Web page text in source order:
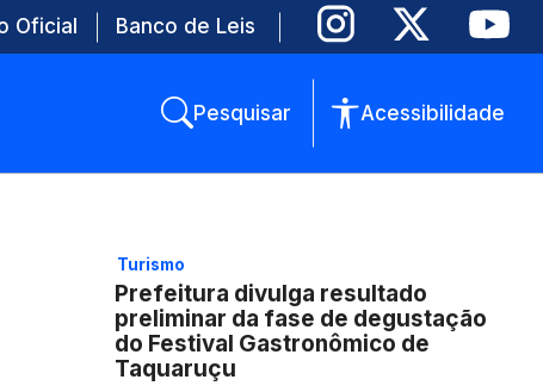
Oficial Banco de Leis
Pesquisar Acessibilidade
Turismo
Prefeitura divulga resultado
preliminar da fase de degustação
do Festival Gastronômico de
Taquaruçu